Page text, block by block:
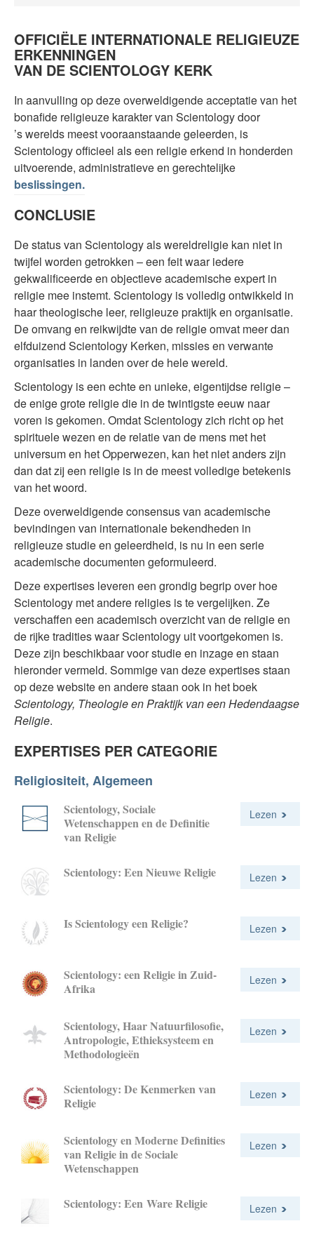
OFFICIËLE INTERNATIONALE RELIGIEUZE
ERKENNINGEN
VAN DE SCIENTOLOGY KERK
In aanvulling op deze overweldigende acceptatie van het
bonafide religieuze karakter van Scientology door
’s werelds meest vooraanstaande geleerden, is
Scientology officieel als een religie erkend in honderden
uitvoerende, administratieve en gerechtelijke
beslissingen.
CONCLUSIE
De status van Scientology als wereldreligie kan niet in
twijfel worden getrokken – een feit waar iedere
gekwalificeerde en objectieve academische expert in
religie mee instemt. Scientology is volledig ontwikkeld in
haar theologische leer, religieuze praktijk en organisatie.
De omvang en reikwijdte van de religie omvat meer dan
elfduizend Scientology Kerken, missies en verwante
organisaties in landen over de hele wereld.
Scientology is een echte en unieke, eigentijdse religie –
de enige grote religie die in de twintigste eeuw naar
voren is gekomen. Omdat Scientology zich richt op het
spirituele wezen en de relatie van de mens met het
universum en het Opperwezen, kan het niet anders zijn
dan dat zij een religie is in de meest volledige betekenis
van het woord.
Deze overweldigende consensus van academische
bevindingen van internationale bekendheden in
religieuze studie en geleerdheid, is nu in een serie
academische documenten geformuleerd.
Deze expertises leveren een grondig begrip over hoe
Scientology met andere religies is te vergelijken. Ze
verschaffen een academisch overzicht van de religie en
de rijke tradities waar Scientology uit voortgekomen is.
Deze zijn beschikbaar voor studie en inzage en staan
hieronder vermeld. Sommige van deze expertises staan
op deze website en andere staan ook in het boek
Scientology, Theologie en Praktijk van een Hedendaagse
Religie.
EXPERTISES PER CATEGORIE
Religiositeit, Algemeen
Scientology, Sociale
Wetenschappen en de Definitie
van Religie
Lezen
Scientology: Een Nieuwe Religie Lezen
Is Scientology een Religie? Lezen
Scientology: een Religie in Zuid-
Afrika
Lezen
Scientology, Haar Natuurfilosofie,
Antropologie, Ethieksysteem en
Methodologieën
Lezen
Scientology: De Kenmerken van
Religie
Lezen
Scientology en Moderne Definities
van Religie in de Sociale
Wetenschappen
Lezen
Scientology: Een Ware Religie Lezen